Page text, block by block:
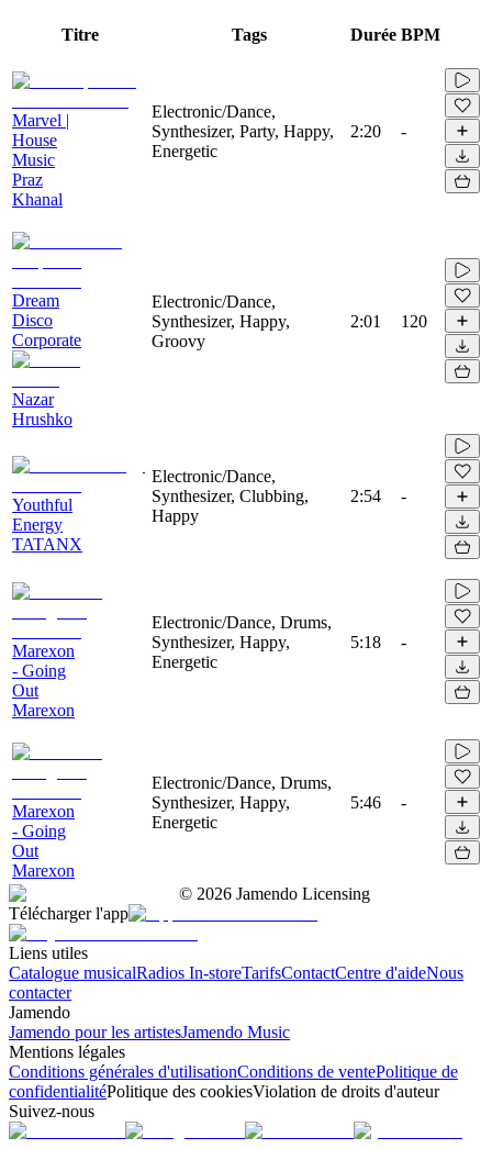
Titre Tags Durée BPM
Marvel |
House
Music
Praz
Khanal
Electronic/Dance,
Synthesizer, Party, Happy,
Energetic
2:20 -
Dream
Disco
Corporate
Nazar
Hrushko
Electronic/Dance,
Synthesizer, Happy,
Groovy
2:01 120
Youthful
Energy
TATANX
Electronic/Dance,
Synthesizer, Clubbing,
Happy
2:54 -
Marexon
- Going
Out
Marexon
Electronic/Dance, Drums,
Synthesizer, Happy,
Energetic
5:18 -
Marexon
- Going
Out
Marexon
Electronic/Dance, Drums,
Synthesizer, Happy,
Energetic
5:46 -
© 2026 Jamendo Licensing
Télécharger l'app
Liens utiles
Catalogue musicalRadios In-storeTarifsContactCentre d'aideNous
contacter
Jamendo
Jamendo pour les artistesJamendo Music
Mentions légales
Conditions générales d'utilisationConditions de ventePolitique de
confidentialitéPolitique des cookiesViolation de droits d'auteur
Suivez-nous